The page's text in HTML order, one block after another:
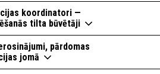
koordinatori —
tilta būvētāji
pārdomas
jomā